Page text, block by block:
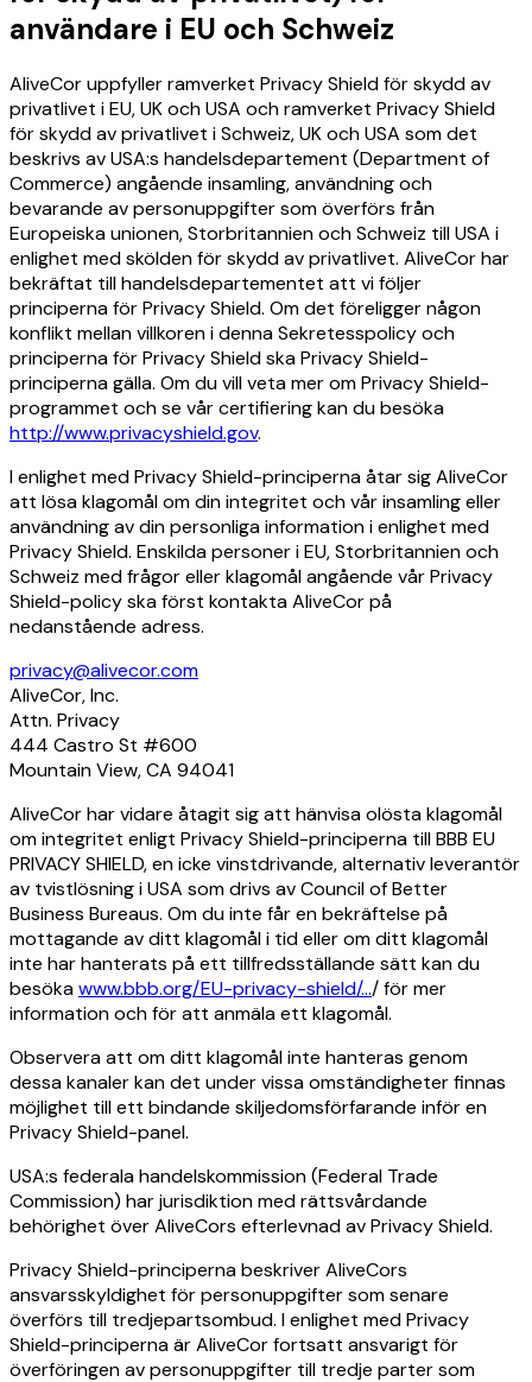
användare i EU och Schweiz
AliveCor uppfyller ramverket Privacy Shield för skydd av
privatlivet i EU, UK och USA och ramverket Privacy Shield
för skydd av privatlivet i Schweiz, UK och USA som det
beskrivs av USA:s handelsdepartement (Department of
Commerce) angående insamling, användning och
bevarande av personuppgifter som överförs från
Europeiska unionen, Storbritannien och Schweiz till USA i
enlighet med skölden för skydd av privatlivet. AliveCor har
bekräftat till handelsdepartementet att vi följer
principerna för Privacy Shield. Om det föreligger någon
konflikt mellan villkoren i denna Sekretesspolicy och
principerna för Privacy Shield ska Privacy Shield-
principerna gälla. Om du vill veta mer om Privacy Shield-
programmet och se vår certifiering kan du besöka
http://www.privacyshield.gov.
I enlighet med Privacy Shield-principerna åtar sig AliveCor
att lösa klagomål om din integritet och vår insamling eller
användning av din personliga information i enlighet med
Privacy Shield. Enskilda personer i EU, Storbritannien och
Schweiz med frågor eller klagomål angående vår Privacy
Shield-policy ska först kontakta AliveCor på
nedanstående adress.
privacy@alivecor.com
AliveCor, Inc.
Attn. Privacy
444 Castro St #600
Mountain View, CA 94041
AliveCor har vidare åtagit sig att hänvisa olösta klagomål
om integritet enligt Privacy Shield-principerna till BBB EU
PRIVACY SHIELD, en icke vinstdrivande, alternativ leverantör
av tvistlösning i USA som drivs av Council of Better
Business Bureaus. Om du inte får en bekräftelse på
mottagande av ditt klagomål i tid eller om ditt klagomål
inte har hanterats på ett tillfredsställande sätt kan du
besökawww.bbb.org/EU-privacy-shield/.../ för mer
information och för att anmäla ett klagomål.
Observera att om ditt klagomål inte hanteras genom
dessa kanaler kan det under vissa omständigheter finnas
möjlighet till ett bindande skiljedomsförfarande inför en
Privacy Shield-panel.
USA:s federala handelskommission (Federal Trade
Commission) har jurisdiktion med rättsvårdande
behörighet över AliveCors efterlevnad av Privacy Shield.
Privacy Shield-principerna beskriver AliveCors
ansvarsskyldighet för personuppgifter som senare
överförs till tredjepartsombud. I enlighet med Privacy
Shield-principerna är AliveCor fortsatt ansvarigt för
överföringen av personuppgifter till tredje parter som